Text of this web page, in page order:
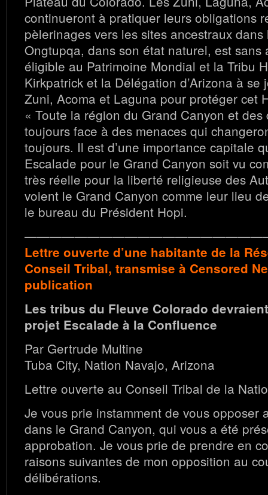
continueront à pratiquer leurs obligations
pèlerinages vers les sites ancestraux
Ongtupqa, dans son état naturel, est sans
éligible au Patrimoine Mondial et la Tribu
Kirkpatrick et la Délégation d’Arizona à se
Zuni, Acoma et Laguna pour protéger cet
« Toute la région du Grand Canyon et
toujours face à des menaces qui
toujours. Il est d’une importance capitale
Escalade pour le Grand Canyon soit vu
très réelle pour la liberté religieuse des
voient le Grand Canyon comme leur lieu
le bureau du Président Hopi.
Lettre ouverte d’une habitante de la
Conseil Tribal, transmise à Censored
publication
Les tribus du Fleuve Colorado
projet Escalade à la Confluence
Par Gertrude Multine
Tuba City, Nation Navajo, Arizona
Lettre ouverte au Conseil Tribal de la
Je vous prie instamment de vous opposer
dans le Grand Canyon, qui vous a été
approbation. Je vous prie de prendre en
raisons suivantes de mon opposition au
délibérations.